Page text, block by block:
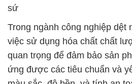
sứ
Trong ngành công nghiệp dệt
việc sử dụng hóa chất chất
quan trọng để đảm bảo sản
ứng được các tiêu chuẩn và